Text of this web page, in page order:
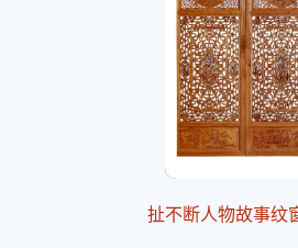
扯不断人物故事纹